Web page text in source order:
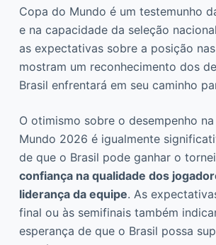
Copa do Mundo é um testemunho
e na capacidade da seleção
as expectativas sobre a posição
mostram um reconhecimento dos
Brasil enfrentará em seu caminho
O otimismo sobre o desempenho
Mundo 2026 é igualmente
de que o Brasil pode ganhar o
confiança na qualidade dos
liderança da equipe. As
final ou às semifinais também
esperança de que o Brasil possa